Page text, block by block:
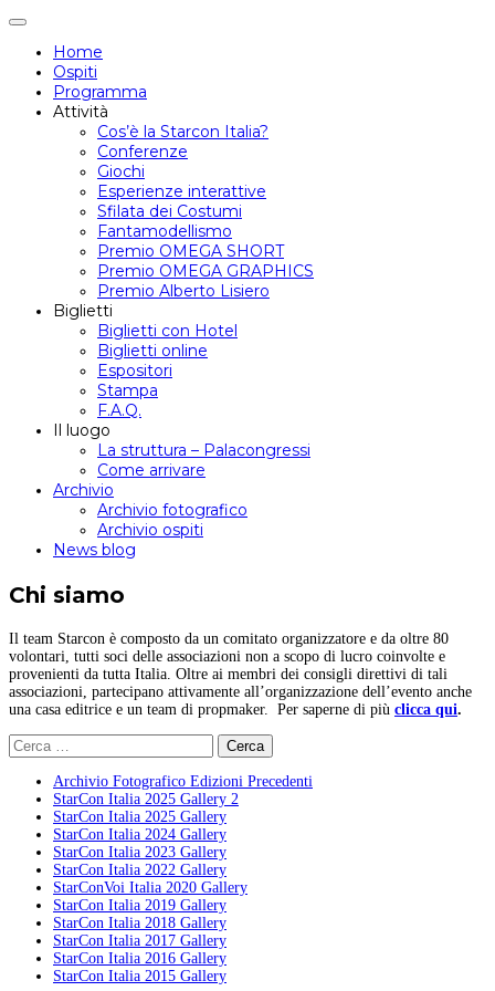
Attiva/disattiva
navigazione
Home
Ospiti
Programma
Attività
Cos’è la Starcon Italia?
Conferenze
Giochi
Esperienze interattive
Sfilata dei Costumi
Fantamodellismo
Premio OMEGA SHORT
Premio OMEGA GRAPHICS
Premio Alberto Lisiero
Biglietti
Biglietti con Hotel
Biglietti online
Espositori
Stampa
F.A.Q.
Il luogo
La struttura – Palacongressi
Come arrivare
Archivio
Archivio fotografico
Archivio ospiti
News blog
Chi siamo
Il team Starcon è composto da un comitato organizzatore e da oltre 80
volontari, tutti soci delle associazioni non a scopo di lucro coinvolte e
provenienti da tutta Italia. Oltre ai membri dei consigli direttivi di tali
associazioni, partecipano attivamente all’organizzazione dell’evento anche
una casa editrice e un team di propmaker. Per saperne di più clicca qui.
Ricerca
per:
Archivio Fotografico Edizioni Precedenti
StarCon Italia 2025 Gallery 2
StarCon Italia 2025 Gallery
StarCon Italia 2024 Gallery
StarCon Italia 2023 Gallery
StarCon Italia 2022 Gallery
StarConVoi Italia 2020 Gallery
StarCon Italia 2019 Gallery
StarCon Italia 2018 Gallery
StarCon Italia 2017 Gallery
StarCon Italia 2016 Gallery
StarCon Italia 2015 Gallery